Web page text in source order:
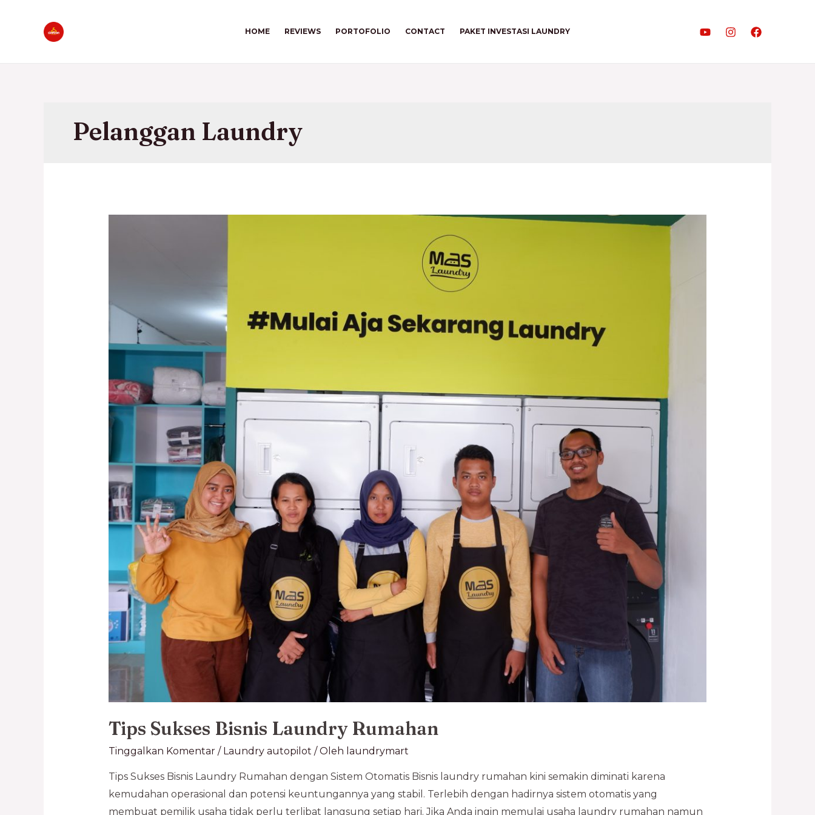
HOME REVIEWS PORTOFOLIO CONTACT PAKET INVESTASI LAUNDRY
Pelanggan Laundry
Tips Sukses Bisnis Laundry Rumahan
Tinggalkan Komentar / Laundry autopilot / Oleh laundrymart
Tips Sukses Bisnis Laundry Rumahan dengan Sistem Otomatis Bisnis laundry rumahan kini semakin diminati karena
kemudahan operasional dan potensi keuntungannya yang stabil. Terlebih dengan hadirnya sistem otomatis yang
membuat pemilik usaha tidak perlu terlibat langsung setiap hari. Jika Anda ingin memulai usaha laundry rumahan namun